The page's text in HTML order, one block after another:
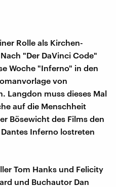
Rolle als Kirchen-
"Der DaVinci Code"
Woche "Inferno" in den
von
Langdon muss dieses Mal
auf die Menschheit
Bösewicht des Films den
Inferno lostreten
Tom Hanks und Felicity
und Buchautor Dan